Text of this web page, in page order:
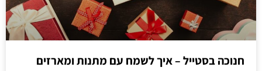
חנוכה בסטייל – איך לשמח עם מתנות ומארזים